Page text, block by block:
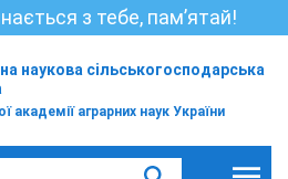
з тебе, пам’ятай!
наукова сільськогосподарська
академії аграрних наук України